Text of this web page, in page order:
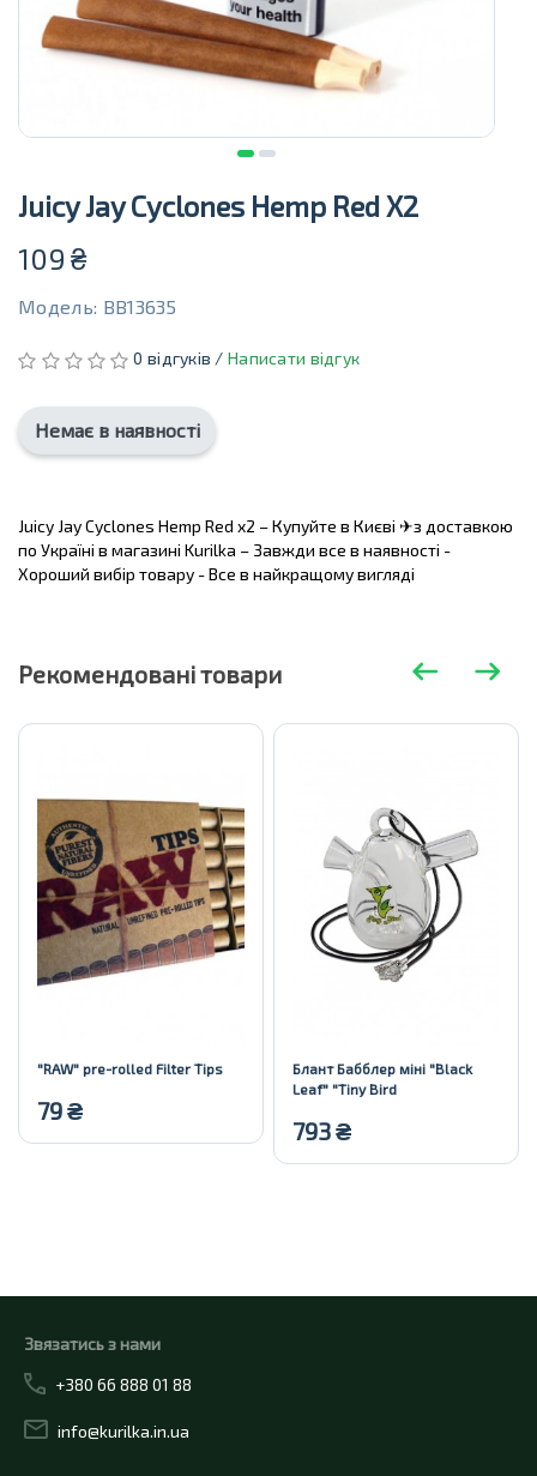
Juicy Jay Cyclones Hemp Red X2
109 ₴
Модель: BB13635
0 відгуків /Написати відгук
Немає в наявності
Juicy Jay Cyclones Hemp Red x2 – Купуйте в Києві ✈з доставкою
по Україні в магазині Kurilka – Завжди все в наявності -
Хороший вибір товару - Все в найкращому вигляді
Рекомендовані товари
"RAW" pre-rolled Filter Tips
79₴
Блант Бабблер міні "Black
Leaf" "Tiny Bird
793₴
Звязатись з нами
+380 66 888 01 88
info@kurilka.in.ua